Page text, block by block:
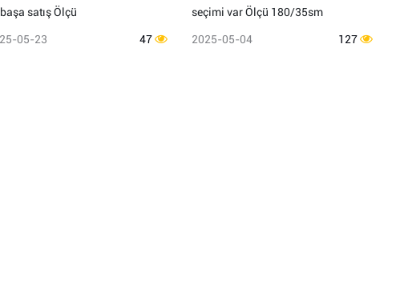
satış Ölçü
05-23 47
seçimi var Ölçü 180/35sm
2025-05-04 127